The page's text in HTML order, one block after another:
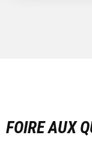
FOIRE AUX